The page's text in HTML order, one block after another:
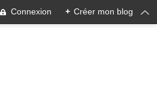
Connexion + Créer mon blog